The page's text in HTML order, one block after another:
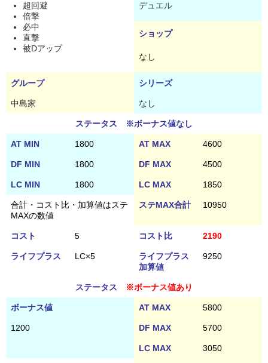
超回避
倍撃
必中
直撃
被Dアップ
デュエル
ショップ
なし
グループ シリーズ
中島家 なし
ステータス ※ボーナス値なし
AT MIN 1800 AT MAX 4600
DF MIN 1800 DF MAX 4500
LC MIN 1800 LC MAX 1850
合計・コスト比・加算値はステ
MAXの数値
ステMAX合計 10950
コスト 5 コスト比 2190
ライフプラス LC×5
ライフプラス
加算値
9250
ステータス ※ボーナス値あり
ボーナス値 AT MAX 5800
1200 DF MAX 5700
LC MAX 3050